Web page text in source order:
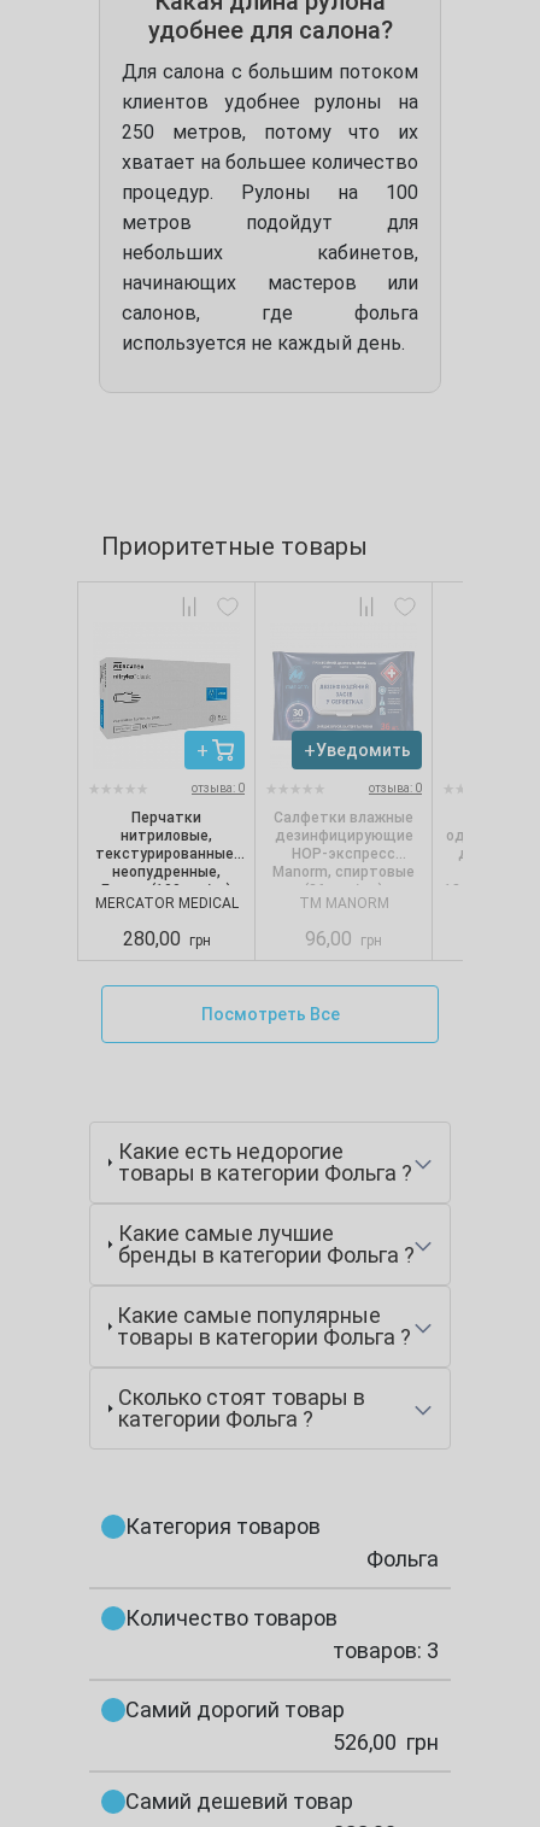
удобнее для салона?
Для салона с большим потоком
клиентов удобнее рулоны на
250 метров, потому что их
хватает на большее количество
процедур. Рулоны на 100
метров подойдут для
небольших кабинетов,
начинающих мастеров или
салонов, где фольга
используется не каждый день.
Приоритетные товары
отзыва: 0
Перчатки
нитриловые,
текстурированные,
неопудренные,
Белые (100 шт/уп)
Nitrylex CLASSIC,
MERCATOR MEDICAL
280,00 грн
Уведомить
отзыва: 0
Салфетки влажные
дезинфицирующие
НОР-экспресс
Manorm, спиртовые
(36 шт./уп.)
TM MANORM
96,00 грн
для
18х24 см
Посмотреть Все
Какие есть недорогие
товары в категории Фольга ?
Какие самые лучшие
бренды в категории Фольга ?
Какие самые популярные
товары в категории Фольга ?
Сколько стоят товары в
категории Фольга ?
Категория товаров
Фольга
Количество товаров
товаров: 3
Самий дорогий товар
526,00 грн
Самий дешевий товар